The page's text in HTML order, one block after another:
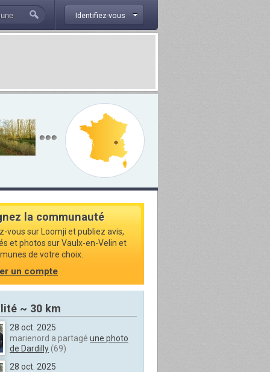
Identifiez-vous
la communauté
vous sur Loomji et publiez avis,
et photos sur Vaulx-en-Velin et
de votre choix.
un compte
~ 30 km
28 oct. 2025
marienord a partagé une photo
de Dardilly(69)
28 oct. 2025